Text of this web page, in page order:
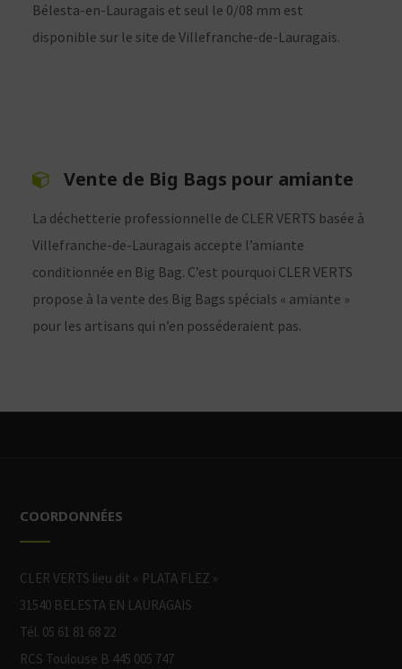
Bélesta-en-Lauragais et seul le 0/08 mm est
disponible sur le site de Villefranche-de-Lauragais.
Vente de Big Bags pour amiante
La déchetterie professionnelle de CLER VERTS basée à
Villefranche-de-Lauragais accepte l’amiante
conditionnée en Big Bag. C’est pourquoi CLER VERTS
propose à la vente des Big Bags spécials « amiante »
pour les artisans qui n’en posséderaient pas.
COORDONNÉES
CLER VERTS lieu dit « PLATA FLEZ »
31540 BELESTA EN LAURAGAIS
Tél. 05 61 81 68 22
RCS Toulouse B 445 005 747